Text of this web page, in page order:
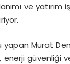
ve
Murat
güvenliği